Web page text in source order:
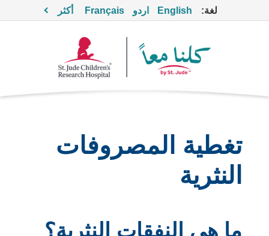
لغة: English اردو Français أكثر
تغطية المصروفات
النثرية
ما هي النفقات النثرية؟